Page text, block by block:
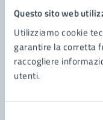
Questo sito web
Utilizziamo cookie
garantire la corretta
raccogliere
utenti.
Richiedi
Prenota
Problemi in